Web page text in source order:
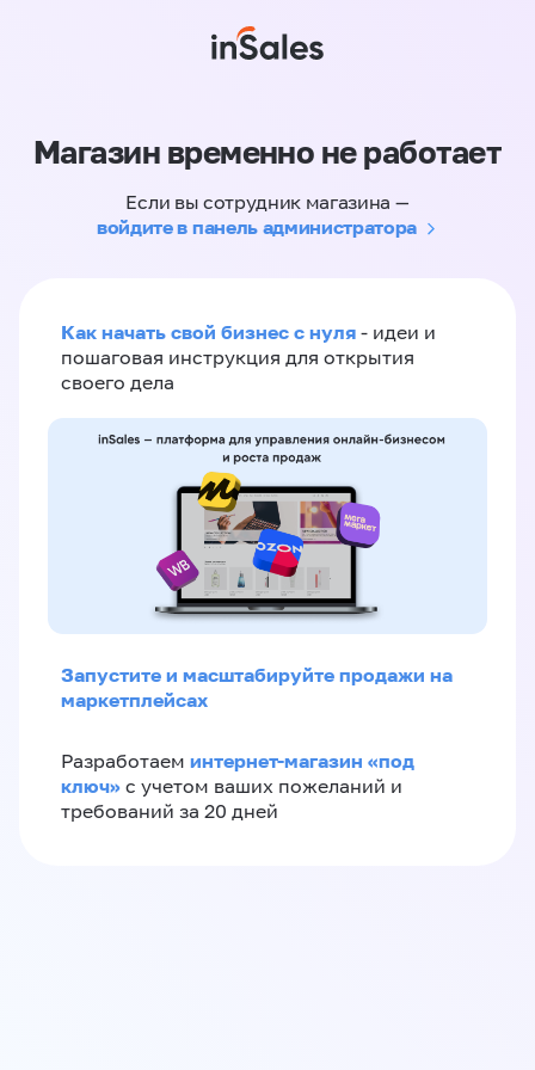
Магазин временно не работает
Если вы сотрудник магазина —
войдите в панель администратора
Как начать свой бизнес с нуля - идеи и
пошаговая инструкция для открытия
своего дела
Запустите и масштабируйте продажи на
маркетплейсах
Разработаем интернет-магазин «‎под
ключ»‎ с учетом ваших пожеланий и
требований за 20 дней